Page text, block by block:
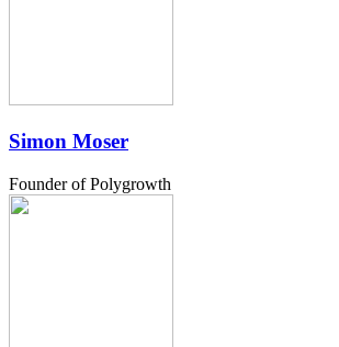
Simon Moser
Founder of Polygrowth